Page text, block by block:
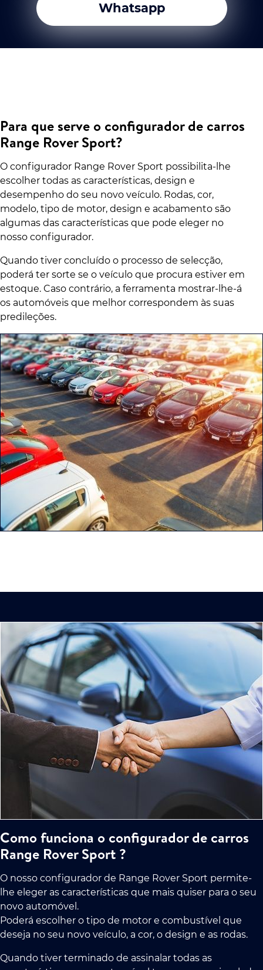
Whatsapp
Para que serve o configurador de carros
Range Rover Sport?
O configurador Range Rover Sport possibilita-lhe
escolher todas as características, design e
desempenho do seu novo veículo. Rodas, cor,
modelo, tipo de motor, design e acabamento são
algumas das características que pode eleger no
nosso configurador.
Quando tiver concluído o processo de selecção,
poderá ter sorte se o veículo que procura estiver em
estoque. Caso contrário, a ferramenta mostrar-lhe-á
os automóveis que melhor correspondem às suas
predileções.
Como funciona o configurador de carros
Range Rover Sport ?
O nosso configurador de Range Rover Sport permite-
lhe eleger as características que mais quiser para o seu
novo automóvel.
Poderá escolher o tipo de motor e combustível que
deseja no seu novo veículo, a cor, o design e as rodas.
Quando tiver terminado de assinalar todas as